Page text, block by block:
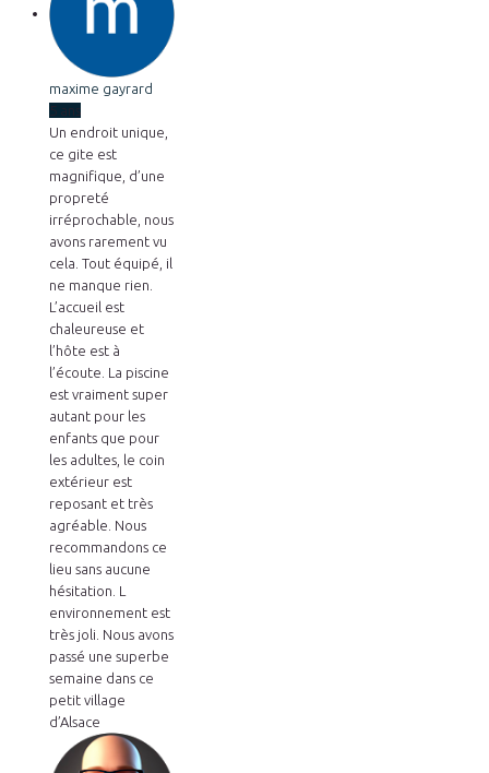
maxime gayrard
5 ans
Un endroit unique,
ce gite est
magnifique, d’une
propreté
irréprochable, nous
avons rarement vu
cela. Tout équipé, il
ne manque rien.
L’accueil est
chaleureuse et
l’hôte est à
l’écoute. La piscine
est vraiment super
autant pour les
enfants que pour
les adultes, le coin
extérieur est
reposant et très
agréable. Nous
recommandons ce
lieu sans aucune
hésitation. L
environnement est
très joli. Nous avons
passé une superbe
semaine dans ce
petit village
d’Alsace